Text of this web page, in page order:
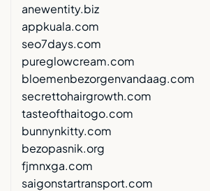
anewentity.biz
appkuala.com
seo7days.com
pureglowcream.com
bloemenbezorgenvandaag.com
secrettohairgrowth.com
tasteofthaitogo.com
bunnynkitty.com
bezopasnik.org
fjmnxga.com
saigonstartransport.com